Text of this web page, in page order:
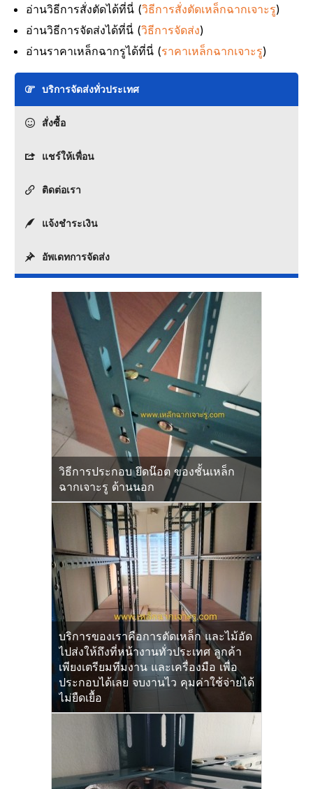
อ่านวิธีการสั่งตัดได้ที่นี่ (วิธีการสั่งตัดเหล็กฉากเจาะรู)
อ่านวิธีการจัดส่งได้ที่นี่ (วิธีการจัดส่ง)
อ่านราคาเหล็กฉากรูได้ที่นี่ (ราคาเหล็กฉากเจาะรู)
บริการจัดส่งทั่วประเทศ
สั่งซื้อ
แชร์ให้เพื่อน
ติดต่อเรา
แจ้งชำระเงิน
อัพเดทการจัดส่ง
วิธีการประกอบ ยึดน๊อต ของชั้นเหล็ก
ฉากเจาะรู ด้านนอก
บริการของเราคือการตัดเหล็ก และไม้อัด
ไปส่งให้ถึงที่หน้างานทั่วประเทศ ลูกค้า
เพียงเตรียมทีมงาน และเครื่องมือ เพื่อ
ประกอบได้เลย จบงานไว คุมค่าใช้จ่ายได้
ไม่ยืดเยื้อ